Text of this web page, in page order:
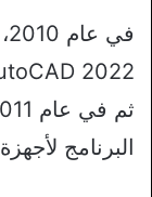
البرنامج